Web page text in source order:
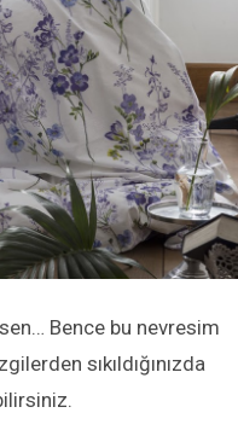
Bence bu nevresim
sıkıldığınızda